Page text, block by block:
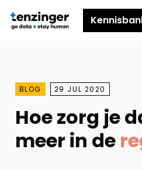
Tenzinger
BLOG 29 JUL 2020
Hoe zorg je
meer in de